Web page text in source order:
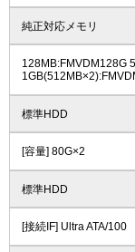
純正対応メモリ
128MB:FMVDM128G
標準HDD
[容量] 80G×2
標準HDD
[接続IF] Ultra ATA/100